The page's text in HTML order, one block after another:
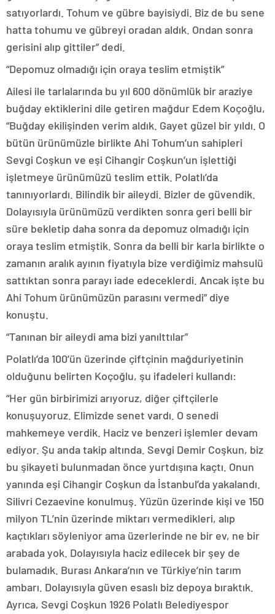
satıyorlardı. Tohum ve gübre bayisiydi. Biz de bu sene
hatta tohumu ve gübreyi oradan aldık. Ondan sonra
gerisini alıp gittiler” dedi.
“Depomuz olmadığı için oraya teslim etmiştik”
Ailesi ile tarlalarında bu yıl 600 dönümlük bir araziye
buğday ektiklerini dile getiren mağdur Edem Koçoğlu,
“Buğday ekilişinden verim aldık. Gayet güzel bir yıldı. O
bütün ürünümüzle birlikte Ahi Tohum’un sahipleri
Sevgi Coşkun ve eşi Cihangir Coşkun’un işlettiği
işletmeye ürünümüzü teslim ettik. Polatlı’da
tanınıyorlardı. Bilindik bir aileydi. Bizler de güvendik.
Dolayısıyla ürünümüzü verdikten sonra geri belli bir
süre bekletip daha sonra da depomuz olmadığı için
oraya teslim etmiştik. Sonra da belli bir karla birlikte o
zamanın aralık ayının fiyatıyla bize verdiğimiz mahsulü
sattıktan sonra parayı iade edeceklerdi. Ancak işte bu
Ahi Tohum ürünümüzün parasını vermedi” diye
konuştu.
“Tanınan bir aileydi ama bizi yanılttılar”
Polatlı’da 100’ün üzerinde çiftçinin mağduriyetinin
olduğunu belirten Koçoğlu, şu ifadeleri kullandı:
“Her gün birbirimizi arıyoruz, diğer çiftçilerle
konuşuyoruz. Elimizde senet vardı. O senedi
mahkemeye verdik. Haciz ve benzeri işlemler devam
ediyor. Şu anda takip altında. Sevgi Demir Coşkun, biz
bu şikayeti bulunmadan önce yurtdışına kaçtı. Onun
yanında eşi Cihangir Coşkun da İstanbul’da yakalandı.
Silivri Cezaevine konulmuş. Yüzün üzerinde kişi ve 150
milyon TL’nin üzerinde miktarı vermedikleri, alıp
kaçtıkları söyleniyor ama üzerlerinde ne bir ev, ne bir
arabada yok. Dolayısıyla haciz edilecek bir şey de
bulamadık. Burası Ankara’nın ve Türkiye’nin tarım
ambarı. Dolayısıyla güven esaslı biz depoya bıraktık.
Ayrıca, Sevgi Coşkun 1926 Polatlı Belediyespor